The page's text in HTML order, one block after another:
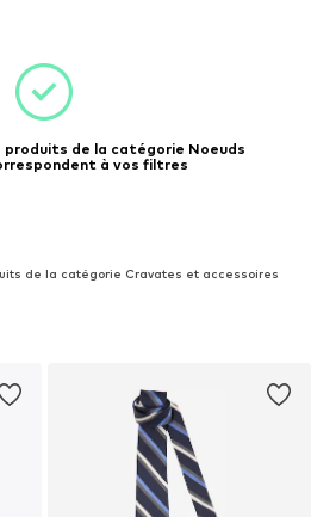
produits de la catégorie Noeuds
à vos filtres
de la catégorie Cravates et accessoires